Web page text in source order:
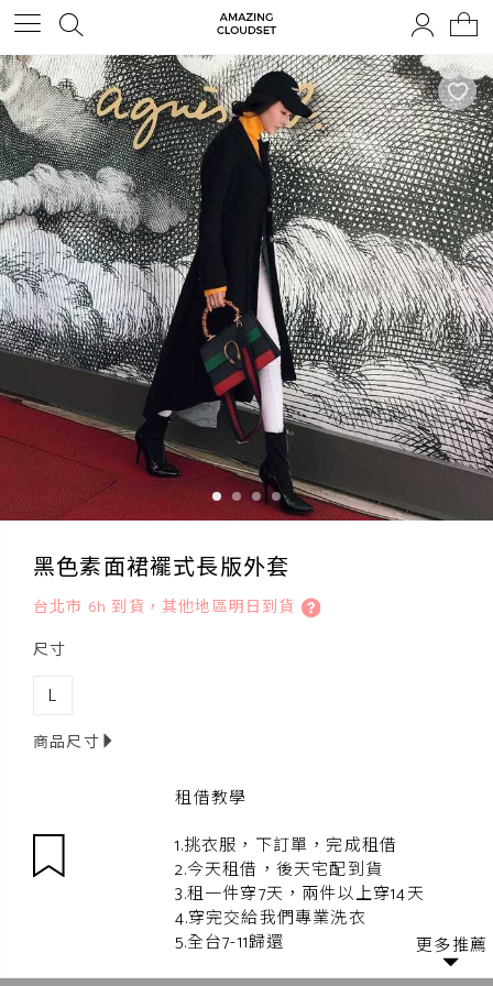
黑色素面裙襬式長版外套
台北市 6h 到貨，其他地區明日到貨
尺寸
L
商品尺寸
租借教學
1.挑衣服，下訂單，完成租借
2.今天租借，後天宅配到貨
3.租一件穿7天，兩件以上穿14天
4.穿完交給我們專業洗衣
5.全台7-11歸還
更多推薦